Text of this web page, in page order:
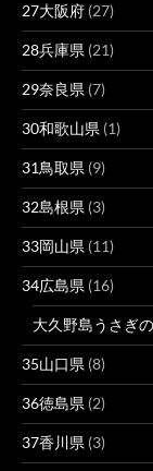
27大阪府 (27)
28兵庫県 (21)
29奈良県 (7)
30和歌山県 (1)
31鳥取県 (9)
32島根県 (3)
33岡山県 (11)
34広島県 (16)
大久野島うさぎ
35山口県 (8)
36徳島県 (2)
37香川県 (3)